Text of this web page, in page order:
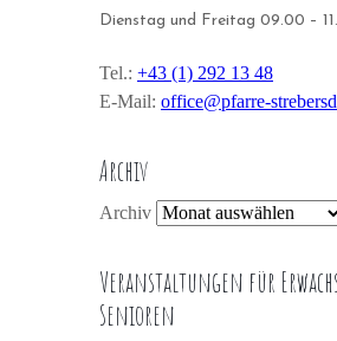
Dienstag und Freitag 09.00 –
Tel.: +43 (1) 292 13 48
E-Mail: office@pfarre-
Archiv
Archiv
Veranstaltungen für
Senioren